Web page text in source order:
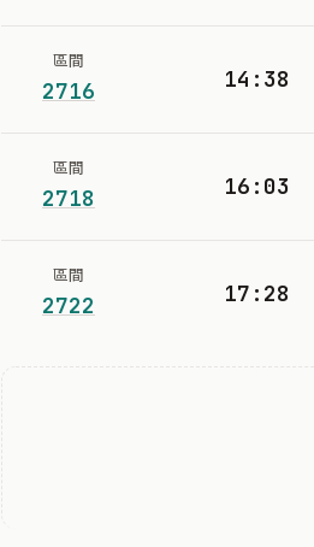
區間
2716 14:38
區間
2718 16:03
區間
2722 17:28